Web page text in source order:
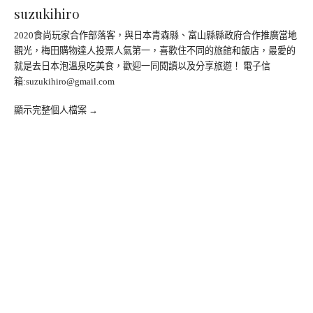
suzukihiro
2020食尚玩家合作部落客，與日本青森縣、富山縣縣政府合作推廣當地
觀光，梅田購物達人投票人氣第一，喜歡住不同的旅館和飯店，最愛的
就是去日本泡溫泉吃美食，歡迎一同閱讀以及分享旅遊！ 電子信
箱:suzukihiro@gmail.com
顯示完整個人檔案 →